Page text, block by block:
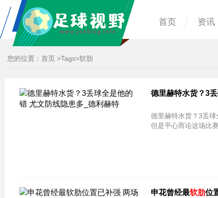
首页 资讯
您的位置： 首页 >Tags>软肋
德里赫特水货？3
德里赫特水货？3丢球全是他的错
但是平心而论这场比
申花曾经最软肋位